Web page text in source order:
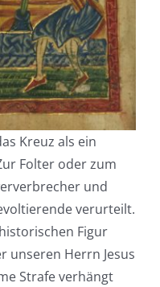
Kreuz als ein
Folter oder zum
und
verurteilt.
Figur
unseren Herrn Jesus
Strafe verhängt